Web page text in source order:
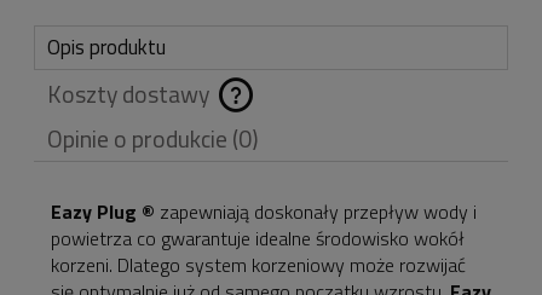
Opis produktu
Koszty dostawy
Cena nie zawiera
ewentualnych kosztów
płatności
Opinie o produkcie (0)
Eazy Plug ® zapewniają doskonały przepływ wody i
powietrza co gwarantuje idealne środowisko wokół
korzeni. Dlatego system korzeniowy może rozwijać